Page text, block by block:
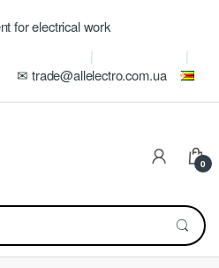
for electrical work
✉ trade@allelectro.com.ua
0